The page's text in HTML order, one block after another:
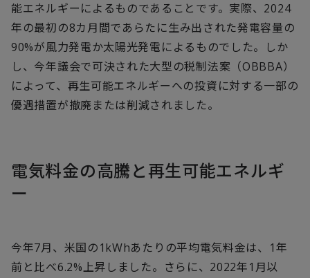
能エネルギーによるものであることです。実際、 2024
年の最初の8カ月間であらたに生み出された発電容量の
90%が風力発電か太陽光発電によるものでした。しか
し、今年議会で可決された大型の税制法案（OBBBA）
によって、再生可能エネルギーへの投資に対する一部の
優遇措置が撤廃または削減されました。
電気料金の高騰と再生可能エネルギ
ー
今年7月、米国の1kWhあたりの平均電気料金は、 1年
前と比べ6.2%上昇しました。さらに、 2022年1 月以